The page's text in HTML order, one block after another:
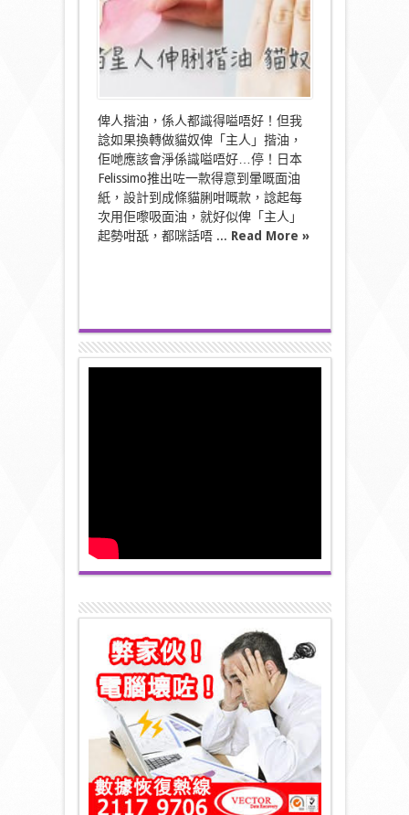
奴
嗌
爽！〉
中
俾人揩油，係人都識得嗌唔好！但我
諗如果換轉做貓奴俾「主人」揩油，
佢哋應該會淨係識嗌唔好…停！日本
Felissimo推出咗一款得意到暈嘅面油
紙，設計到成條貓脷咁嘅款，諗起每
次用佢嚟吸面油，就好似俾「主人」
起勢咁舐，都咪話唔 ... Read More »